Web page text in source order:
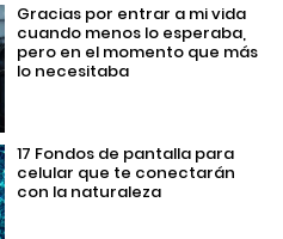
Gracias por entrar a mi vida
cuando menos lo esperaba,
pero en el momento que más
lo necesitaba
17 Fondos de pantalla para
celular que te conectarán
con la naturaleza